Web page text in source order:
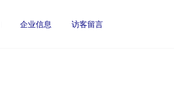
企业信息 访客留言